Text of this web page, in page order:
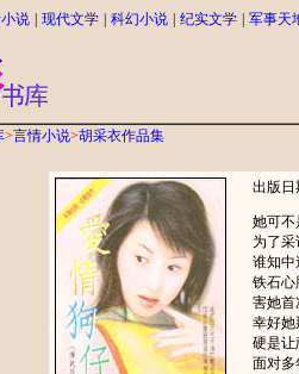
说 现代文学 科幻小说 纪实文学 军事天
>言情小说>胡采衣作品集
出版日
她可不
为了采
谁知中
铁石心
害她首
幸好她
硬是让
面对多